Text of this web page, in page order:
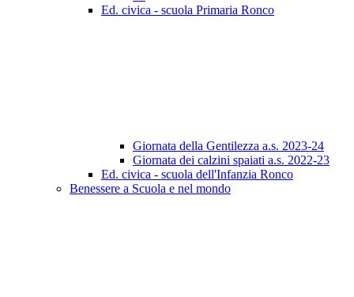
Ed. civica - scuola Primaria Ronco
Giornata della Gentilezza a.s. 2023-24
Giornata dei calzini spaiati a.s. 2022-23
Ed. civica - scuola dell'Infanzia Ronco
Benessere a Scuola e nel mondo